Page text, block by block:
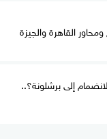
القاهرة والجيزة
إلى برشلونة؟..